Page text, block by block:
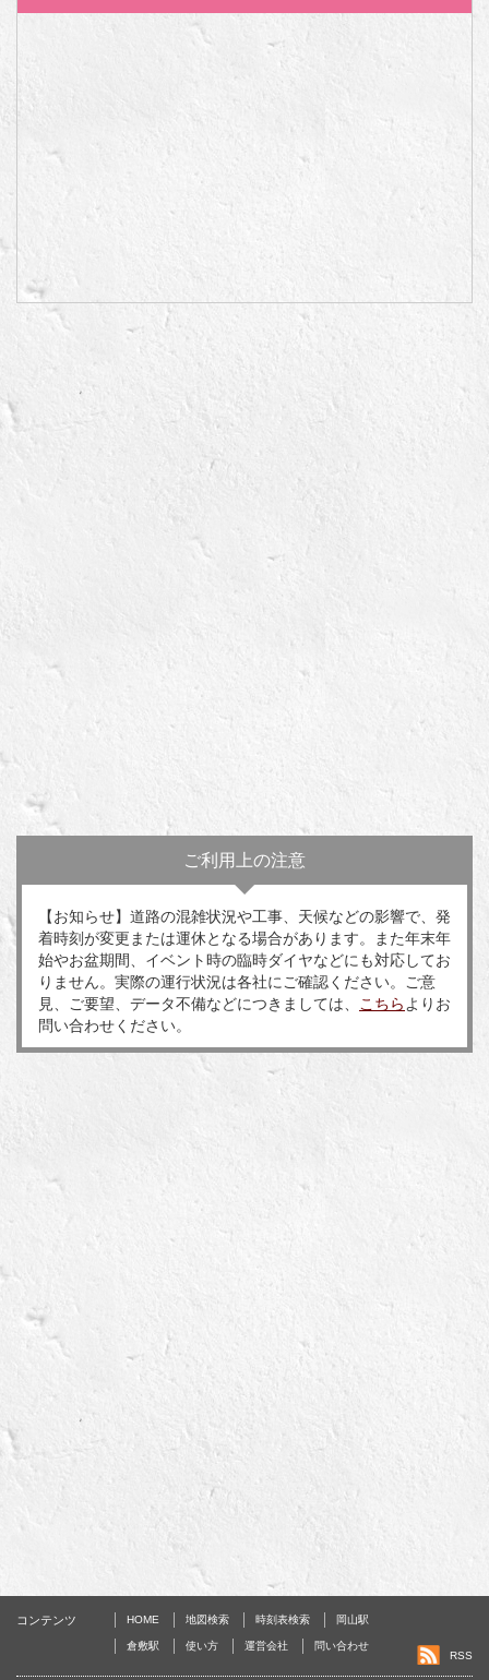
ご利用上の注意
【お知らせ】道路の混雑状況や工事、天候などの影響で、発
着時刻が変更または運休となる場合があります。また年末年
始やお盆期間、イベント時の臨時ダイヤなどにも対応してお
りません。実際の運行状況は各社にご確認ください。ご意
見、ご要望、データ不備などにつきましては、
こちら よりお
問い合わせください。
コンテンツ HOME 地図検索 時刻表検索 岡山駅
倉敷駅 使い方 運営会社
問い合わせ
RSS